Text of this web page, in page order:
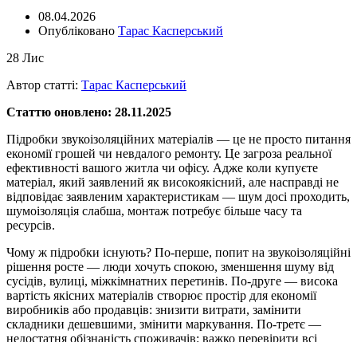
08.04.2026
Опубліковано Тарас Касперський
28 Лис
Автор статті: Тарас Касперський
Статтю оновлено: 28.11.2025
Підробки звукоізоляційних матеріалів — це не просто питання
економії грошей чи невдалого ремонту. Це загроза реальної
ефективності вашого житла чи офісу. Адже коли купуєте
матеріал, який заявлений як високоякісний, але насправді не
відповідає заявленим характеристикам — шум досі проходить,
шумоізоляція слабша, монтаж потребує більше часу та
ресурсів.
Чому ж підробки існують? По-перше, попит на звукоізоляційні
рішення росте — люди хочуть спокою, зменшення шуму від
сусідів, вулиці, міжкімнатних перетинів. По-друге — висока
вартість якісних матеріалів створює простір для економії
виробників або продавців: знизити витрати, замінити
складники дешевшими, змінити маркування. По-третє —
недостатня обізнаність споживачів: важко перевірити всі